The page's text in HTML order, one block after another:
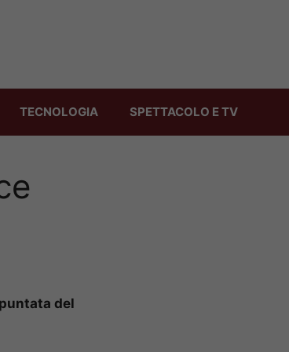
TECNOLOGIA SPETTACOLO E TV
del